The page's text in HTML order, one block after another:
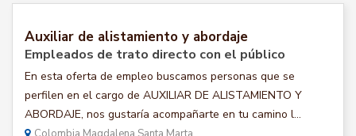
Auxiliar de alistamiento y abordaje
Empleados de trato directo con el público
En esta oferta de empleo buscamos personas que se
perfilen en el cargo de AUXILIAR DE ALISTAMIENTO Y
ABORDAJE, nos gustaría acompañarte en tu camino l...